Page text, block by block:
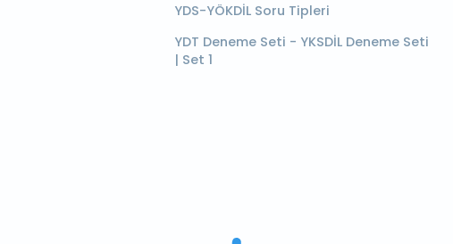
YDS-YÖKDİL Soru Tipleri
YDT Deneme Seti - YKSDİL Deneme Seti
| Set 1